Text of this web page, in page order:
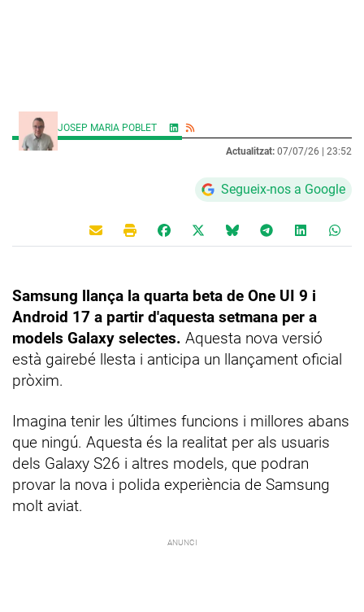
JOSEP MARIA POBLET
Actualitzat: 07/07/26 | 23:52
Segueix-nos a Google
Samsung llança la quarta beta de One UI 9 i
Android 17 a partir d'aquesta setmana per a
models Galaxy selectes. Aquesta nova versió
està gairebé llesta i anticipa un llançament oficial
pròxim.
Imagina tenir les últimes funcions i millores abans
que ningú. Aquesta és la realitat per als usuaris
dels Galaxy S26 i altres models, que podran
provar la nova i polida experiència de Samsung
molt aviat.